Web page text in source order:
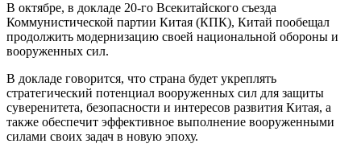
В октябре, в докладе 20-го Всекитайского съезда
Коммунистической партии Китая (КПК), Китай пообещал
продолжить модернизацию своей национальной обороны и
вооруженных сил.
В докладе говорится, что страна будет укреплять
стратегический потенциал вооруженных сил для защиты
суверенитета, безопасности и интересов развития Китая, а
также обеспечит эффективное выполнение вооруженными
силами своих задач в новую эпоху.